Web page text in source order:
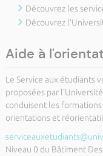
Découvrez les
Découvrez
Aide à
Le Service aux étudiants
proposées par
conduisent les
orientations et
Niveau 0 du Bâtiment